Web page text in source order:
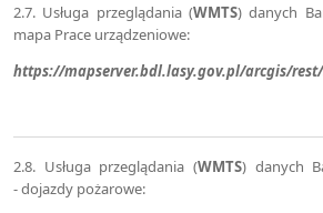
2.7. Usługa przeglądania (WMTS) danych
mapa Prace urządzeniowe:
https://mapserver.bdl.lasy.gov.pl/arcgis/rest/
2.8. Usługa przeglądania (WMTS) danych
- dojazdy pożarowe: